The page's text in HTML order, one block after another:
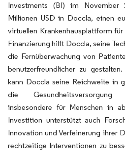
Investments (BI) im November
Millionen USD in Doccla, einen
virtuellen Krankenhausplattform
Finanzierung hilft Doccla, seine
die Fernüberwachung von
benutzerfreundlicher zu
kann Doccla seine Reichweite in
die Gesundheitsversorgung
insbesondere für Menschen in
Investition unterstützt auch
Innovation und Verfeinerung ihrer
rechtzeitige Interventionen zu